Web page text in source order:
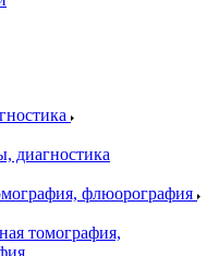
диагностика
флюорография
томография,